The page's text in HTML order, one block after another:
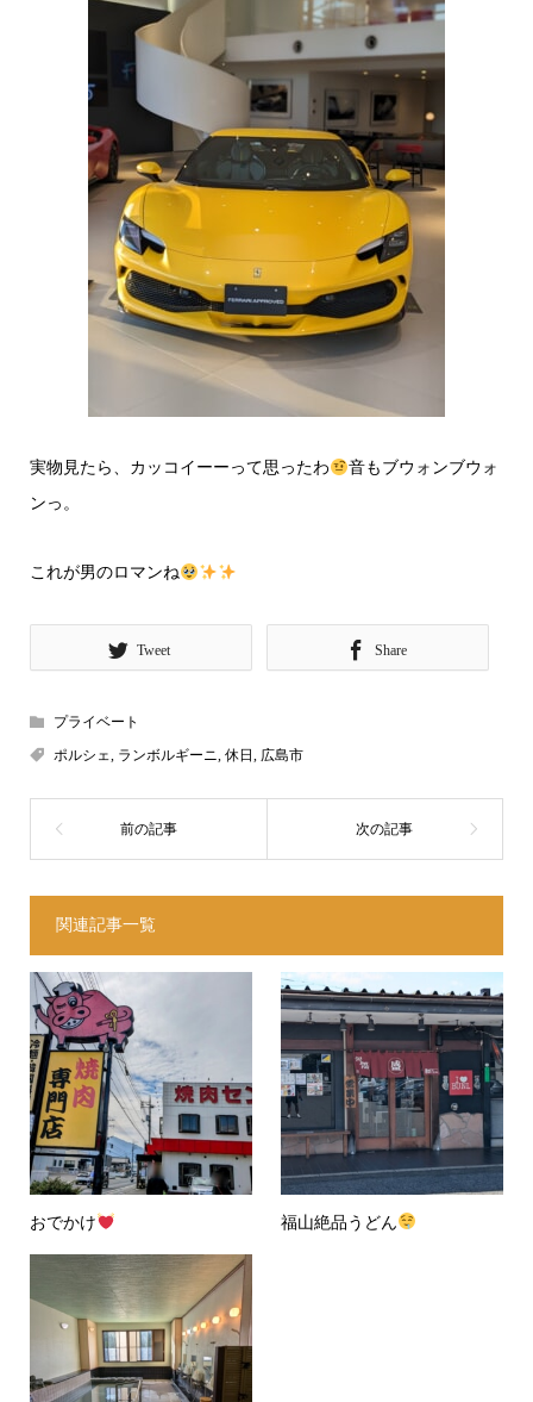
実物見たら、カッコイーーって思ったわ
音もブウォンブウォ
ンっ。
これが男のロマンね
Tweet Share
プライベート
ポルシェ, ランボルギーニ, 休日 , 広島市
関連記事一覧
おでかけ 福山絶品うどん